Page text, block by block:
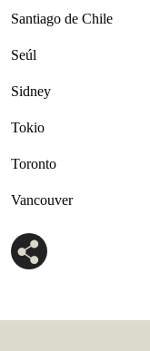
Santiago de Chile
Seúl
Sidney
Tokio
Toronto
Vancouver